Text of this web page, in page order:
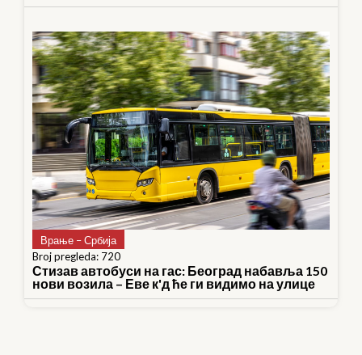
Врање – Србија
Broj pregleda: 720
Стизав автобуси на гас: Београд набавља 150
нови возила – Еве к'д ће ги видимо на улице